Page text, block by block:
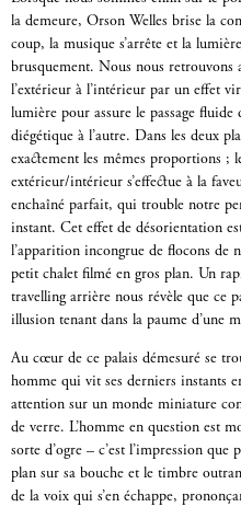
la demeure, Orson Welles brise la
coup, la musique s’arrête et la
brusquement. Nous nous retrouvons
l’extérieur à l’intérieur par un effet
lumière pour assure le passage fluide
diégétique à l’autre. Dans les deux
exactement les mêmes proportions ;
extérieur/intérieur s’effectue à la
enchaîné parfait, qui trouble notre
instant. Cet effet de désorientation
l’apparition incongrue de flocons de
petit chalet filmé en gros plan. Un
travelling arrière nous révèle que ce
illusion tenant dans la paume d’une
Au cœur de ce palais démesuré se
homme qui vit ses derniers instants
attention sur un monde miniature
de verre. L’homme en question est
sorte d’ogre – c’est l’impression que
plan sur sa bouche et le timbre
de la voix qui s’en échappe,